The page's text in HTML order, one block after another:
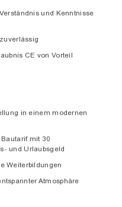
und Kenntnisse
CE von Vorteil
in einem modernen
mit 30
und Urlaubsgeld
Weiterbildungen
Atmosphäre